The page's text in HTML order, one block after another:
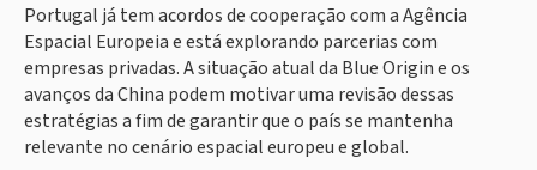
Portugal já tem acordos de cooperação com a Agência
Espacial Europeia e está explorando parcerias com
empresas privadas. A situação atual da Blue Origin e os
avanços da China podem motivar uma revisão dessas
estratégias a fim de garantir que o país se mantenha
relevante no cenário espacial europeu e global.